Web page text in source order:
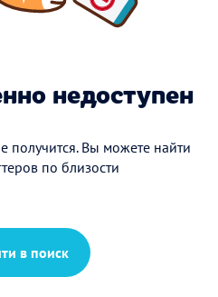
недоступен
получится. Вы можете найти
по близости
в поиск